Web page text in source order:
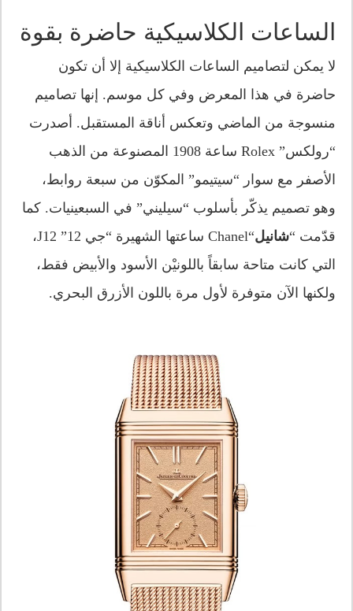
الساعات الكلاسيكية حاضرة بقوة
لا يمكن لتصاميم الساعات الكلاسيكية إلا أن تكون
حاضرة في هذا المعرض وفي كل موسم. إنها تصاميم
منسوجة من الماضي وتعكس أناقة المستقبل. أصدرت
“رولكس” Rolex ساعة 1908 المصنوعة من الذهب
الأصفر مع سوار “سيتيمو” المكوّن من سبعة روابط،
وهو تصميم يذكّر بأسلوب “سيليني” في السبعينيات. كما
قدّمت “شانيل
“Chanel ساعتها الشهيرة “جي 12” J12،
التي كانت متاحة سابقاً باللونيْن الأسود والأبيض فقط،
ولكنها الآن متوفرة لأول مرة باللون الأزرق البحري.